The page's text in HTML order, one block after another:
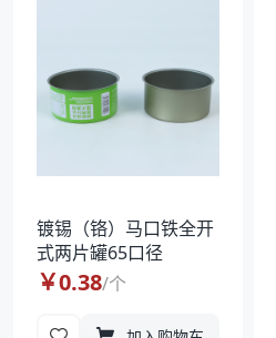
镀锡（铬）马口铁全开
式两片罐65口径
￥0.38/个